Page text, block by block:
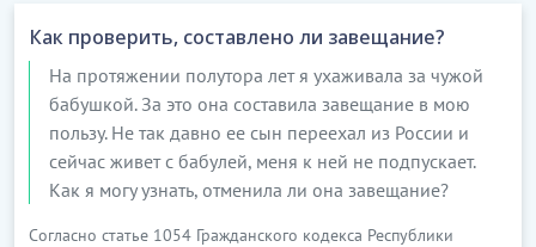
Как проверить, составлено ли завещание?
На протяжении полутора лет я ухаживала за чужой
бабушкой. За это она составила завещание в мою
пользу. Не так давно ее сын переехал из России и
сейчас живет с бабулей, меня к ней не подпускает.
Как я могу узнать, отменила ли она завещание?
Согласно статье 1054 Гражданского кодекса Республики